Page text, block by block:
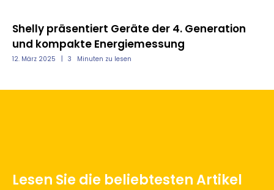
Lesen Sie die beliebtesten Artikel
Shelly präsentiert Geräte der 4. Generation
und kompakte Energiemessung
12. März 2025 3 Minuten zu lesen